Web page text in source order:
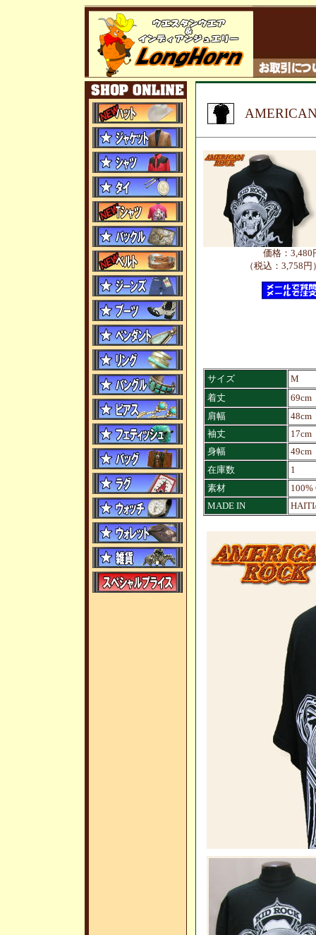
価格：3,480
（税込：3,758円
サイズ
M
着丈
69cm
肩幅
48cm
袖丈
17cm
身幅
49cm
在庫数
1
素材
100%
MADE IN